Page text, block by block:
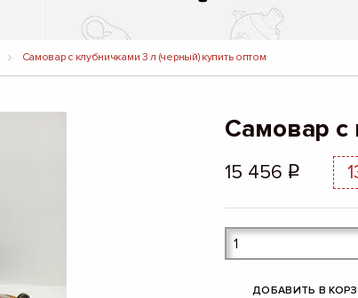
Самовар с клубничками 3 л (черный) купить оптом
Самовар с
15 456 q
ДОБАВИТЬ В